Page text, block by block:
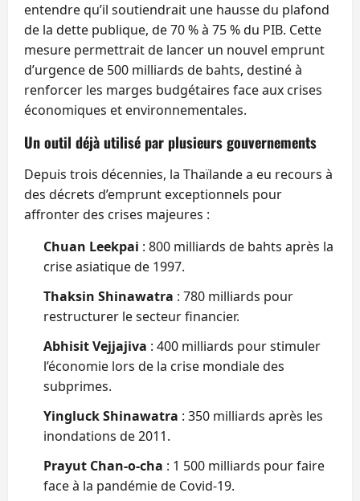
entendre qu’il soutiendrait une hausse du plafond
de la dette publique, de 70 % à 75 % du PIB. Cette
mesure permettrait de lancer un nouvel emprunt
d’urgence de 500 milliards de bahts, destiné à
renforcer les marges budgétaires face aux crises
économiques et environnementales.
Un outil déjà utilisé par plusieurs gouvernements
Depuis trois décennies, la Thaïlande a eu recours à
des décrets d’emprunt exceptionnels pour
affronter des crises majeures :
Chuan Leekpai : 800 milliards de bahts après la
crise asiatique de 1997.
Thaksin Shinawatra : 780 milliards pour
restructurer le secteur financier.
Abhisit Vejjajiva : 400 milliards pour stimuler
l’économie lors de la crise mondiale des
subprimes.
Yingluck Shinawatra : 350 milliards après les
inondations de 2011.
Prayut Chan‑o‑cha : 1 500 milliards pour faire
face à la pandémie de Covid‑19.